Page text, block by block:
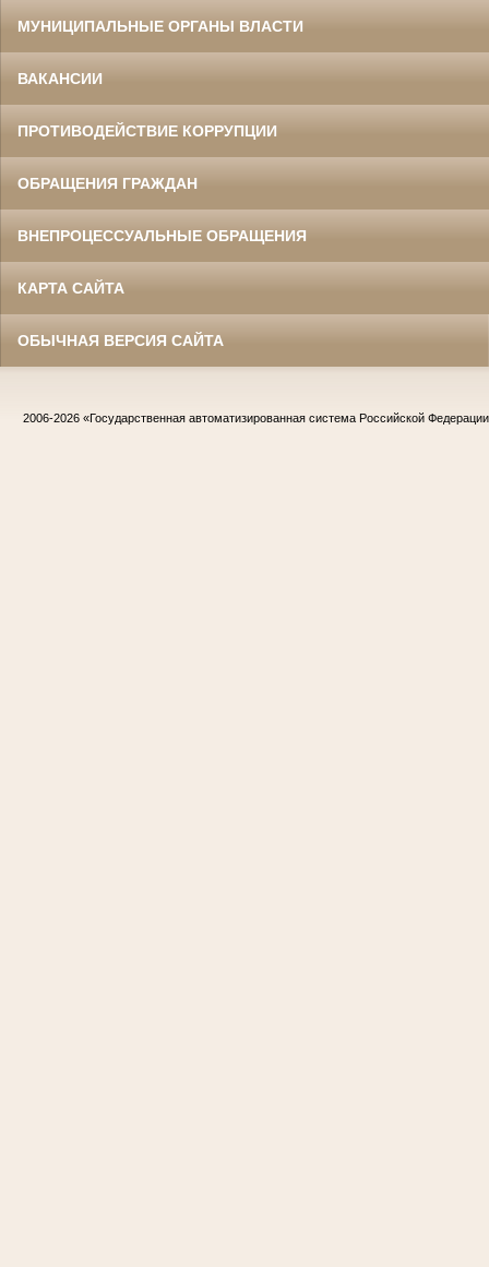
МУНИЦИПАЛЬНЫЕ ОРГАНЫ ВЛАСТИ
ВАКАНСИИ
ПРОТИВОДЕЙСТВИЕ КОРРУПЦИИ
ОБРАЩЕНИЯ ГРАЖДАН
ВНЕПРОЦЕССУАЛЬНЫЕ ОБРАЩЕНИЯ
КАРТА САЙТА
ОБЫЧНАЯ ВЕРСИЯ САЙТА
2006-2026 «Государственная автоматизированная система Российской